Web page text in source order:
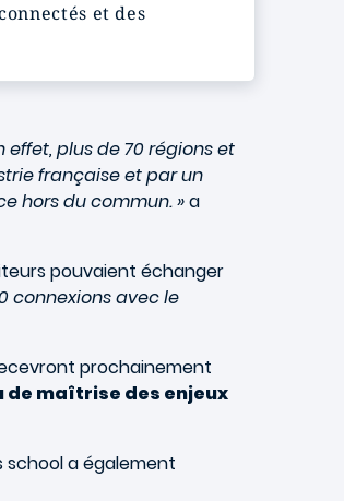
et des
plus de 70 régions et
française et par un
hors du commun. »a
pouvaient échanger
connexions avec le
prochainement
de maîtrise des enjeux
school a également